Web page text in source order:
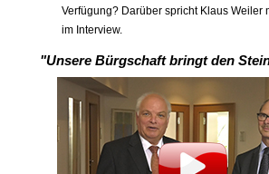
Verfügung? Darüber spricht Klaus Weiler
im Interview.
"Unsere Bürgschaft bringt den